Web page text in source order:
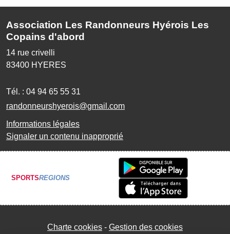
Association Les Randonneurs Hyérois Les
Copains d'abord
14 rue crivelli
83400 HYERES
Tél. : 04 94 65 55 31
randonneurshyerois@gmail.com
Informations légales
Signaler un contenu inapproprié
SPORTSREGIONS
Charte cookies Gestion des cookies